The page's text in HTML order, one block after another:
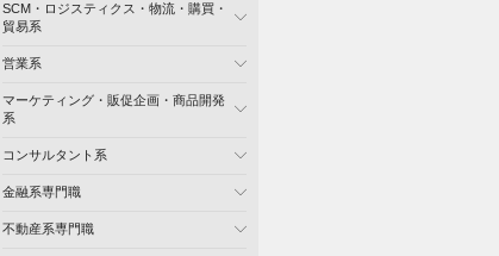
SCM・ロジスティクス・物流・購買・
貿易系
営業系
マーケティング・販促企画・商品開発
系
コンサルタント系
金融系専門職
不動産系専門職